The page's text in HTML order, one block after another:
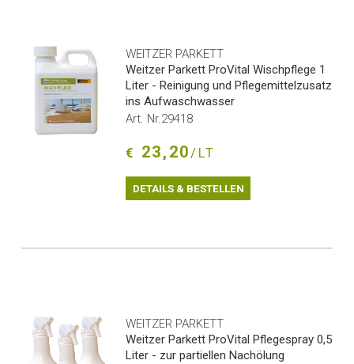
WEITZER PARKETT
Weitzer Parkett ProVital Wischpflege 1
Liter - Reinigung und Pflegemittelzusatz
ins Aufwaschwasser
Art. Nr.29418
€ 23,20/LT
DETAILS & BESTELLEN
WEITZER PARKETT
Weitzer Parkett ProVital Pflegespray 0,5
Liter - zur partiellen Nachölung